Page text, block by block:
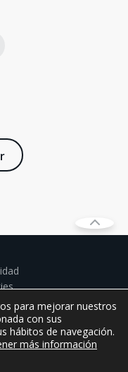
de juego
datos
para mejorar nuestros
con sus
hábitos de navegación.
más información